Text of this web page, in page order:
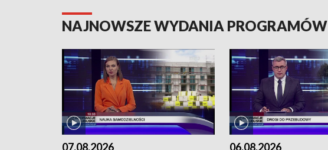
NAJNOWSZE WYDANIA PROGRAMÓW
07.08.2026 06.08.2026